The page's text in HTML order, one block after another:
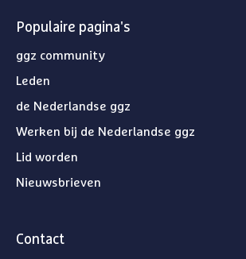
Populaire pagina's
ggz community
Leden
de Nederlandse ggz
Werken bij de Nederlandse ggz
Lid worden
Nieuwsbrieven
Contact